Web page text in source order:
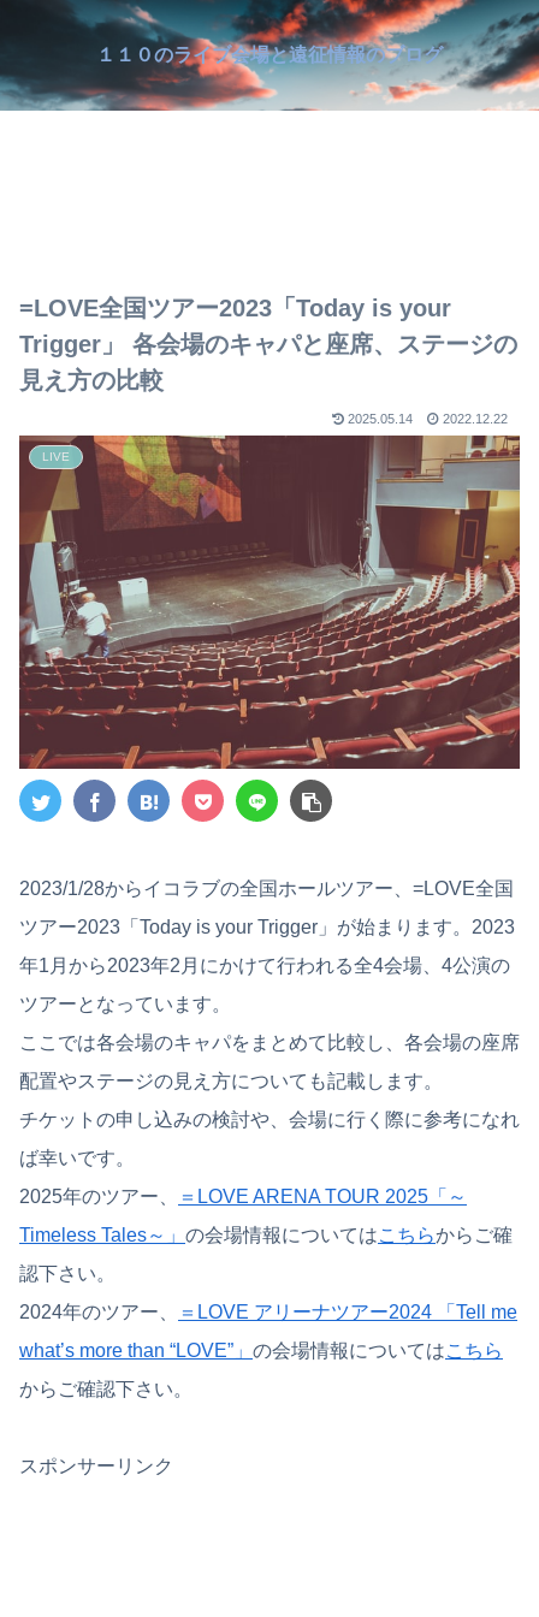
１１０のライブ会場と遠征情報のブログ
=LOVE全国ツアー2023「Today is your
Trigger」 各会場のキャパと座席、ステージの
見え方の比較
2025.05.14 2022.12.22
LIVE
2023/1/28からイコラブの全国ホールツアー、=LOVE全国
ツアー2023「Today is your Trigger」が始まります。2023
年1月から2023年2月にかけて行われる全4会場、4公演の
ツアーとなっています。
ここでは各会場のキャパをまとめて比較し、各会場の座席
配置やステージの見え方についても記載します。
チケットの申し込みの検討や、会場に行く際に参考になれ
ば幸いです。
2025年のツアー、
＝LOVE ARENA TOUR 2025「～
Timeless Tales～」 の会場情報についてはこちらからご確
認下さい。
2024年のツアー、
＝LOVE アリーナツアー2024 「Tell me
what’s more than “LOVE”」 の会場情報についてはこちら
からご確認下さい。
スポンサーリンク